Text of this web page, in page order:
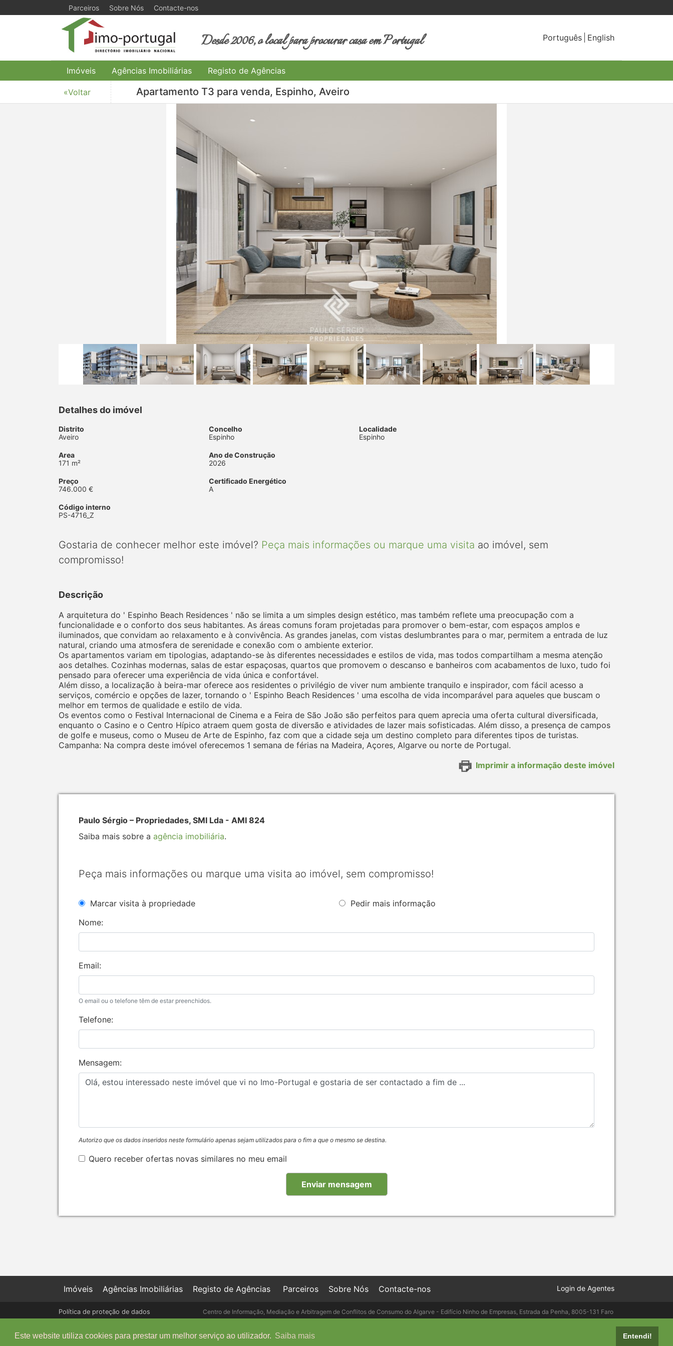
Este website utiliza cookies para prestar um melhor serviço ao utilizador. Saiba mais Entendi!
Parceiros Sobre Nós Contacte-nos
Desde 2006, o local para procurar casa em Portugal Português English
Imóveis Agências Imobiliárias Registo de Agências
«Voltar Apartamento T3 para venda, Espinho, Aveiro
Detalhes do imóvel
Distrito
Aveiro
Concelho
Espinho
Localidade
Espinho
Area
171 m²
Ano de Construção
2026
Preço
746.000 €
Certificado Energético
A
Código interno
PS-4716_Z
Gostaria de conhecer melhor este imóvel? Peça mais informações ou marque uma visita ao imóvel, sem
compromisso!
Descrição
A arquitetura do ' Espinho Beach Residences ' não se limita a um simples design estético, mas também reflete uma preocupação com a
funcionalidade e o conforto dos seus habitantes. As áreas comuns foram projetadas para promover o bem-estar, com espaços amplos e
iluminados, que convidam ao relaxamento e à convivência. As grandes janelas, com vistas deslumbrantes para o mar, permitem a entrada de luz
natural, criando uma atmosfera de serenidade e conexão com o ambiente exterior.
Os apartamentos variam em tipologias, adaptando-se às diferentes necessidades e estilos de vida, mas todos compartilham a mesma atenção
aos detalhes. Cozinhas modernas, salas de estar espaçosas, quartos que promovem o descanso e banheiros com acabamentos de luxo, tudo foi
pensado para oferecer uma experiência de vida única e confortável.
Além disso, a localização à beira-mar oferece aos residentes o privilégio de viver num ambiente tranquilo e inspirador, com fácil acesso a
serviços, comércio e opções de lazer, tornando o ' Espinho Beach Residences ' uma escolha de vida incomparável para aqueles que buscam o
melhor em termos de qualidade e estilo de vida.
Os eventos como o Festival Internacional de Cinema e a Feira de São João são perfeitos para quem aprecia uma oferta cultural diversificada,
enquanto o Casino e o Centro Hípico atraem quem gosta de diversão e atividades de lazer mais sofisticadas. Além disso, a presença de campos
de golfe e museus, como o Museu de Arte de Espinho, faz com que a cidade seja um destino completo para diferentes tipos de turistas.
Campanha: Na compra deste imóvel oferecemos 1 semana de férias na Madeira, Açores, Algarve ou norte de Portugal.
Imprimir a informação deste imóvel
Paulo Sérgio – Propriedades, SMI Lda - AMI 824
Saiba mais sobre a agência imobiliária.
Peça mais informações ou marque uma visita ao imóvel, sem compromisso!
Marcar visita à propriedade
Pedir mais informação
Nome:
Email:
O email ou o telefone têm de estar preenchidos.
Telefone:
Mensagem:
Autorizo que os dados inseridos neste formulário apenas sejam utilizados para o fim a que o mesmo se destina.
Quero receber ofertas novas similares no meu email
Imóveis Agências Imobiliárias Registo de Agências Parceiros Sobre Nós Contacte-nos Login de Agentes
Política de proteção de dados
Centro de Informação, Mediação e Arbitragem de Conflitos de Consumo do Algarve - Edifício Ninho de Empresas, Estrada da Penha, 8005-131 Faro
- Telefone: 289 823 135 cimaal@mail.telepac.pt